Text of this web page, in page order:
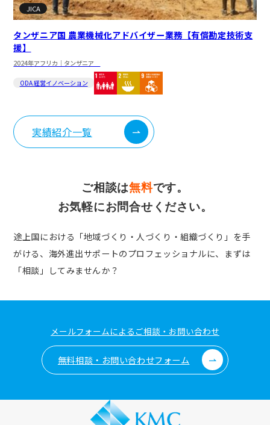
JICA
タンザニア国 農業機械化アドバイザー業務【有償勘定技術支
援】
2024年アフリカ｜タンザニア
ODA 経営イノベーション
実績紹介一覧
ご相談は無料です。
お気軽にお問合せください。
途上国における「地域づくり・人づくり・組織づくり」を手
がける、 海外進出サポートのプロフェッショナルに、まずは
「相談」してみませんか？
メールフォームによるご相談・お問い合わせ
無料相談・お問い合わせフォーム